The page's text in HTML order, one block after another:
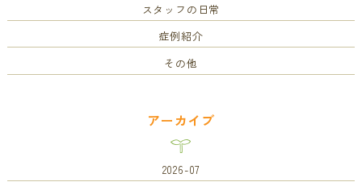
スタッフの日常
症例紹介
その他
アーカイブ
2026-07